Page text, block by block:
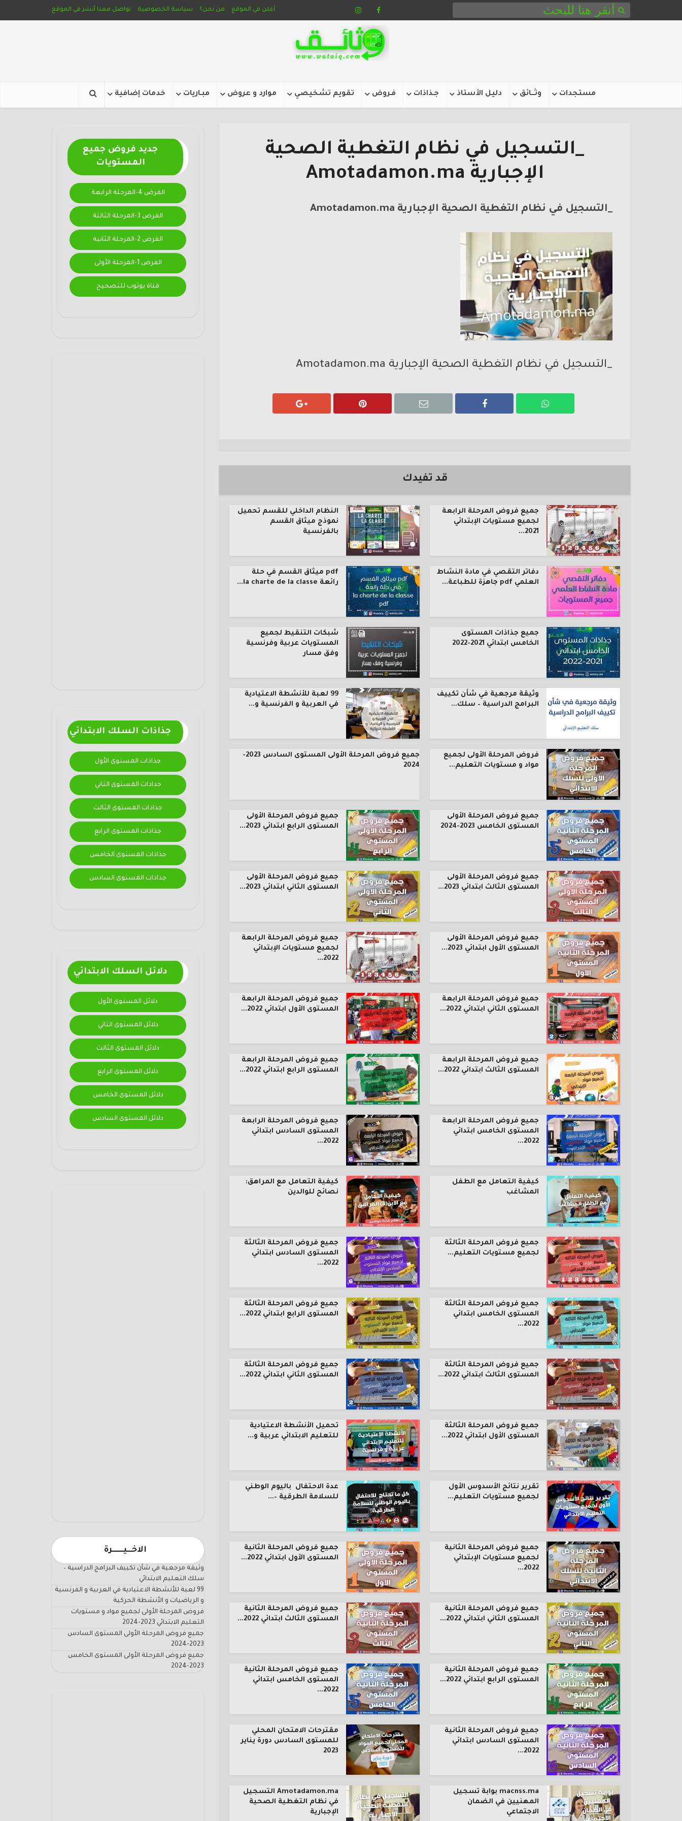
أعلن في الموقع من نحن؟ سياسة الخصوصية تواصل معنا أنشر في الموقع
مستجدات وثـــائق دليل الأستاذ جـذاذات فـروض تقويم تشخيصي موارد و عروض مبـاريات خدمات إضافية
جديد فروض جميع
المستويات
الفرض 4-المرحلة الرابعة
الفرض 3-المرحلة الثالثة
الفرض 2-المرحلة الثانية
الفرض 1-المرحلة الأولى
قناة يوتوب للتصحيح
جذاذات السلك الابتدائي
جذاذات المستوى الأول
جذاذات المستوى الثاني
جذاذات المستوى الثالث
جذاذات المستوى الرابع
جذاذات المستوى الخامس
جذاذات المستوى السادس
دلائل السلك الابتدائي
دلائل المستوى الأول
دلائل المستوى الثاني
دلائل المستوى الثالث
دلائل المستوى الرابع
دلائل المستوى الخامس
دلائل المستوى السادس
الاخـــيـــــــرة
وثيقة مرجعية في شأن تكييف البرامج الدراسية –
سلك التعليم الابتدائي
99 لعبة للأنشطة الاعتيادية في العربية و الفرنسية
و الرياضيات و الأنشطة الحركية
فروض المرحلة الأولى لجميع مواد و مستويات
التعليم الابتدائي 2023-2024
جميع فروض المرحلة الأولى المستوى السادس
2023-2024
جميع فروض المرحلة الأولى المستوى الخامس
2023-2024
_التسجيل في نظام التغطية الصحية
الإجبارية Amotadamon.ma
_التسجيل في نظام التغطية الصحية الإجبارية Amotadamon.ma
_التسجيل في نظام التغطية الصحية الإجبارية Amotadamon.ma
قد تفيدك
جميع فروض المرحلة الرابعة
لجميع مستويات الإبتدائي
2021...
النظام الداخلي للقسم تحميل
نموذج ميثاق القسم
بالفرنسية
دفاتر التقصي في مادة النشاط
العلمي pdf جاهزة للطباعة...
pdf ميثاق القسم في حلة
رائعة la charte de la classe...
جميع جذاذات المستوى
الخامس ابتدائي 2021-2022
شبكات التنقيط لجميع
المستويات عربية وفرنسية
وفق مسار
وثيقة مرجعية في شأن تكييف
البرامج الدراسية – سلك...
99 لعبة للأنشطة الاعتيادية
في العربية و الفرنسية و...
فروض المرحلة الأولى لجميع
مواد و مستويات التعليم...
جميع فروض المرحلة الأولى المستوى السادس 2023-
2024
جميع فروض المرحلة الأولى
المستوى الخامس 2023-2024
جميع فروض المرحلة الأولى
المستوى الرابع ابتدائي 2023...
جميع فروض المرحلة الأولى
المستوى الثالث ابتدائي 2023...
جميع فروض المرحلة الأولى
المستوى الثاني ابتدائي 2023...
جميع فروض المرحلة الأولى
المستوى الأول ابتدائي 2023...
جميع فروض المرحلة الرابعة
لجميع مستويات الإبتدائي
2022...
جميع فروض المرحلة الرابعة
المستوى الثاني ابتدائي 2022...
جميع فروض المرحلة الرابعة
المستوى الأول ابتدائي 2022...
جميع فروض المرحلة الرابعة
المستوى الثالث ابتدائي 2022...
جميع فروض المرحلة الرابعة
المستوى الرابع ابتدائي 2022...
جميع فروض المرحلة الرابعة
المستوى الخامس ابتدائي
2022...
جميع فروض المرحلة الرابعة
المستوى السادس ابتدائي
2022...
كيفية التعامل مع الطفل
المشاغب
كيفية التعامل مع المراهق:
نصائح للوالدين
جميع فروض المرحلة الثالثة
لجميع مستويات التعليم...
جميع فروض المرحلة الثالثة
المستوى السادس ابتدائي
2022...
جميع فروض المرحلة الثالثة
المستوى الخامس ابتدائي
2022...
جميع فروض المرحلة الثالثة
المستوى الرابع ابتدائي 2022...
جميع فروض المرحلة الثالثة
المستوى الثالث ابتدائي 2022...
جميع فروض المرحلة الثالثة
المستوى الثاني ابتدائي 2022...
جميع فروض المرحلة الثالثة
المستوى الأول ابتدائي 2022...
تحميل الأنشطة الاعتيادية
للتعليم الابتدائي عربية و...
تقرير نتائج الأسدوس الأول
لجميع مستويات التعليم...
عدة الاحتفال باليوم الوطني
للسلامة الطرقية –...
جميع فروض المرحلة الثانية
لجميع مستويات الإبتدائي
2022...
جميع فروض المرحلة الثانية
المستوى الأول ابتدائي 2022...
جميع فروض المرحلة الثانية
المستوى الثاني ابتدائي 2022...
جميع فروض المرحلة الثانية
المستوى الثالث ابتدائي 2022...
جميع فروض المرحلة الثانية
المستوى الرابع ابتدائي 2022...
جميع فروض المرحلة الثانية
المستوى الخامس ابتدائي
2022...
جميع فروض المرحلة الثانية
المستوى السادس ابتدائي
2022...
مقترحات الامتحان المحلي
للمستوى السادس دورة يناير
2023
macnss.ma بوابة تسجيل
المهنيين في الضمان
الاجتماعي
Amotadamon.ma التسجيل
في نظام التغطية الصحية
الإجبارية